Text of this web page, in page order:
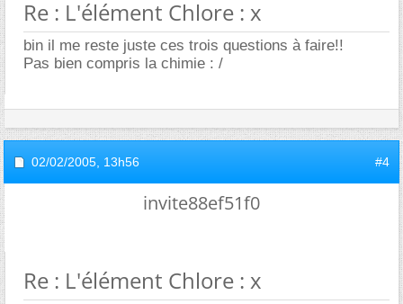
Re : L'élément Chlore : x
bin il me reste juste ces trois questions à faire!!
Pas bien compris la chimie : /
02/02/2005, 13h56 #4
invite88ef51f0
Re : L'élément Chlore : x